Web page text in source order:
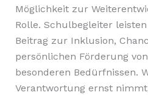
Möglichkeit zur
Rolle. Schulbegleiter
Beitrag zur Inklusion,
persönlichen Förderung
besonderen Bedürfnissen.
Verantwortung ernst